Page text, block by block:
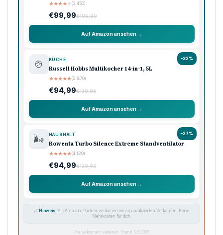
★★★★★(3.450)
€99,99€199,99
Auf Amazon ansehen →
-32%
🍲 KÜCHE
Russell Hobbs Multikocher 14-in-1, 5L
★★★★★(2.870)
€94,99€139,99
Auf Amazon ansehen →
-27%
🌬️ HAUSHALT
Rowenta Turbo Silence Extreme Standventilator
★★★★★(4.120)
€94,99€129,99
Auf Amazon ansehen →
🔗 Hinweis: Als Amazon-Partner verdienen wir an qualifizierten Verkäufen. Keine
Mehrkosten für dich.
Preise können variieren · Stand: 9.8.2026